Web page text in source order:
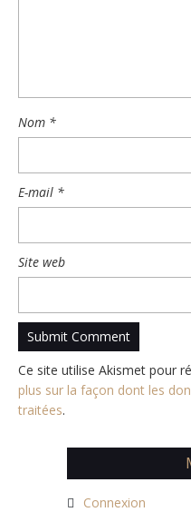
Nom *
E-mail *
Site web
Ce site utilise Akismet pour
plus sur la façon dont les
traitées.
Connexion